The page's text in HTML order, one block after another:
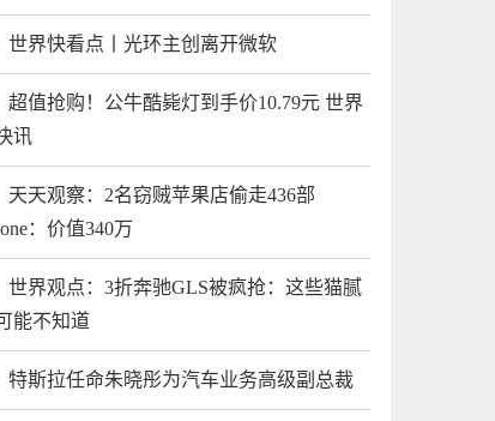
世界快看点丨光环主创离开微软
超值抢购！公牛酷毙灯到手价10.79元 世界
讯
天天观察：2名窃贼苹果店偷走436部
：价值340万
世界观点：3折奔驰GLS被疯抢：这些猫腻
能不知道
特斯拉任命朱晓彤为汽车业务高级副总裁